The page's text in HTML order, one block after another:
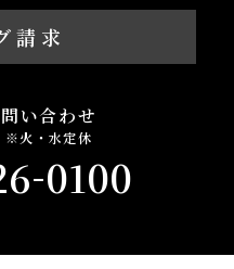
請求
い合わせ
火・水定休
-0100